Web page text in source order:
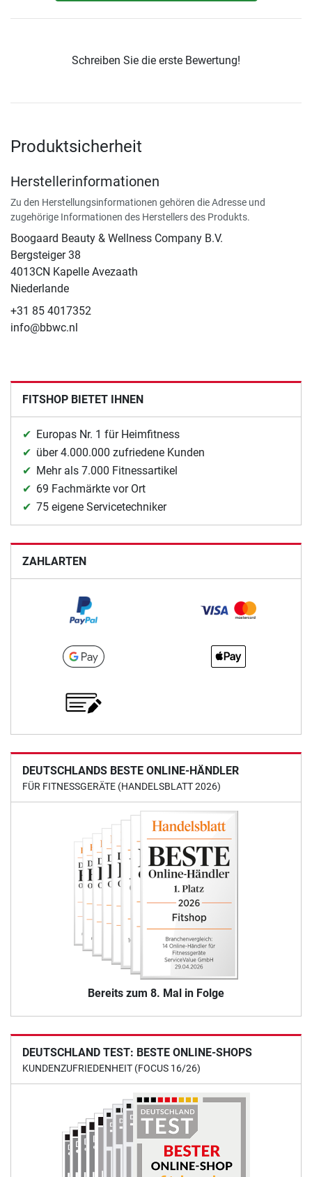
Schreiben Sie die erste Bewertung!
Produktsicherheit
Herstellerinformationen
Zu den Herstellungsinformationen gehören die Adresse und
zugehörige Informationen des Herstellers des Produkts.
Boogaard Beauty & Wellness Company B.V.
Bergsteiger 38
4013CN Kapelle Avezaath
Niederlande
+31 85 4017352
info@bbwc.nl
FITSHOP BIETET IHNEN
Europas Nr. 1 für Heimfitness
über 4.000.000 zufriedene Kunden
Mehr als 7.000 Fitnessartikel
69 Fachmärkte vor Ort
75 eigene Servicetechniker
ZAHLARTEN
DEUTSCHLANDS BESTE ONLINE-HÄNDLER
FÜR FITNESSGERÄTE (HANDELSBLATT 2026)
Bereits zum 8. Mal in Folge
DEUTSCHLAND TEST: BESTE ONLINE-SHOPS
KUNDENZUFRIEDENHEIT (FOCUS 16/26)